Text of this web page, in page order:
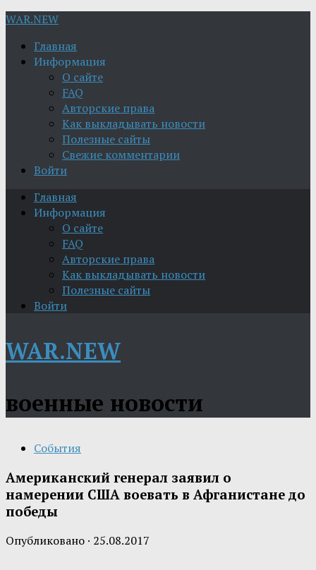
WAR.NEW
Главная
Информация
О сайте
FAQ
Авторские права
Как выкладывать новости
Полезные сайты
Свежие комментарии
Войти
Главная
Информация
О сайте
FAQ
Авторские права
Как выкладывать новости
Полезные сайты
Войти
WAR.NEW
военные новости
События
Американский генерал заявил о
намерении США воевать в Афганистане до
победы
Опубликовано · 25.08.2017